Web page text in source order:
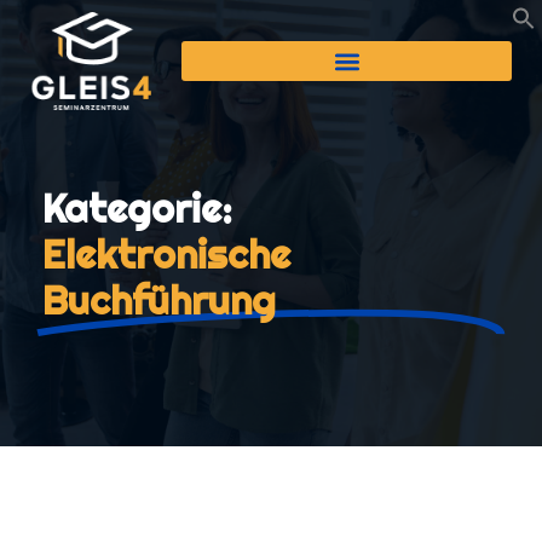
Kategorie:
Elektronische
Buchführung